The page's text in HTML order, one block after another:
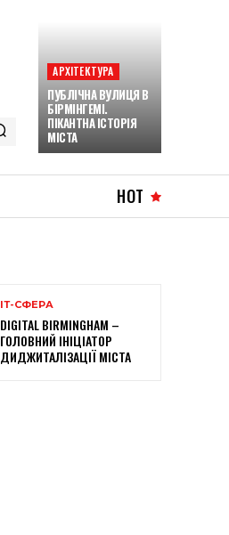
АРХІТЕКТУРА
ПУБЛІЧНА ВУЛИЦЯ В
БІРМІНГЕМІ.
ПІКАНТНА ІСТОРІЯ
МІСТА
HOT
ІТ-СФЕРА
DIGITAL BIRMINGHAM –
ГОЛОВНИЙ ІНІЦІАТОР
ДИДЖИТАЛІЗАЦІЇ МІСТА